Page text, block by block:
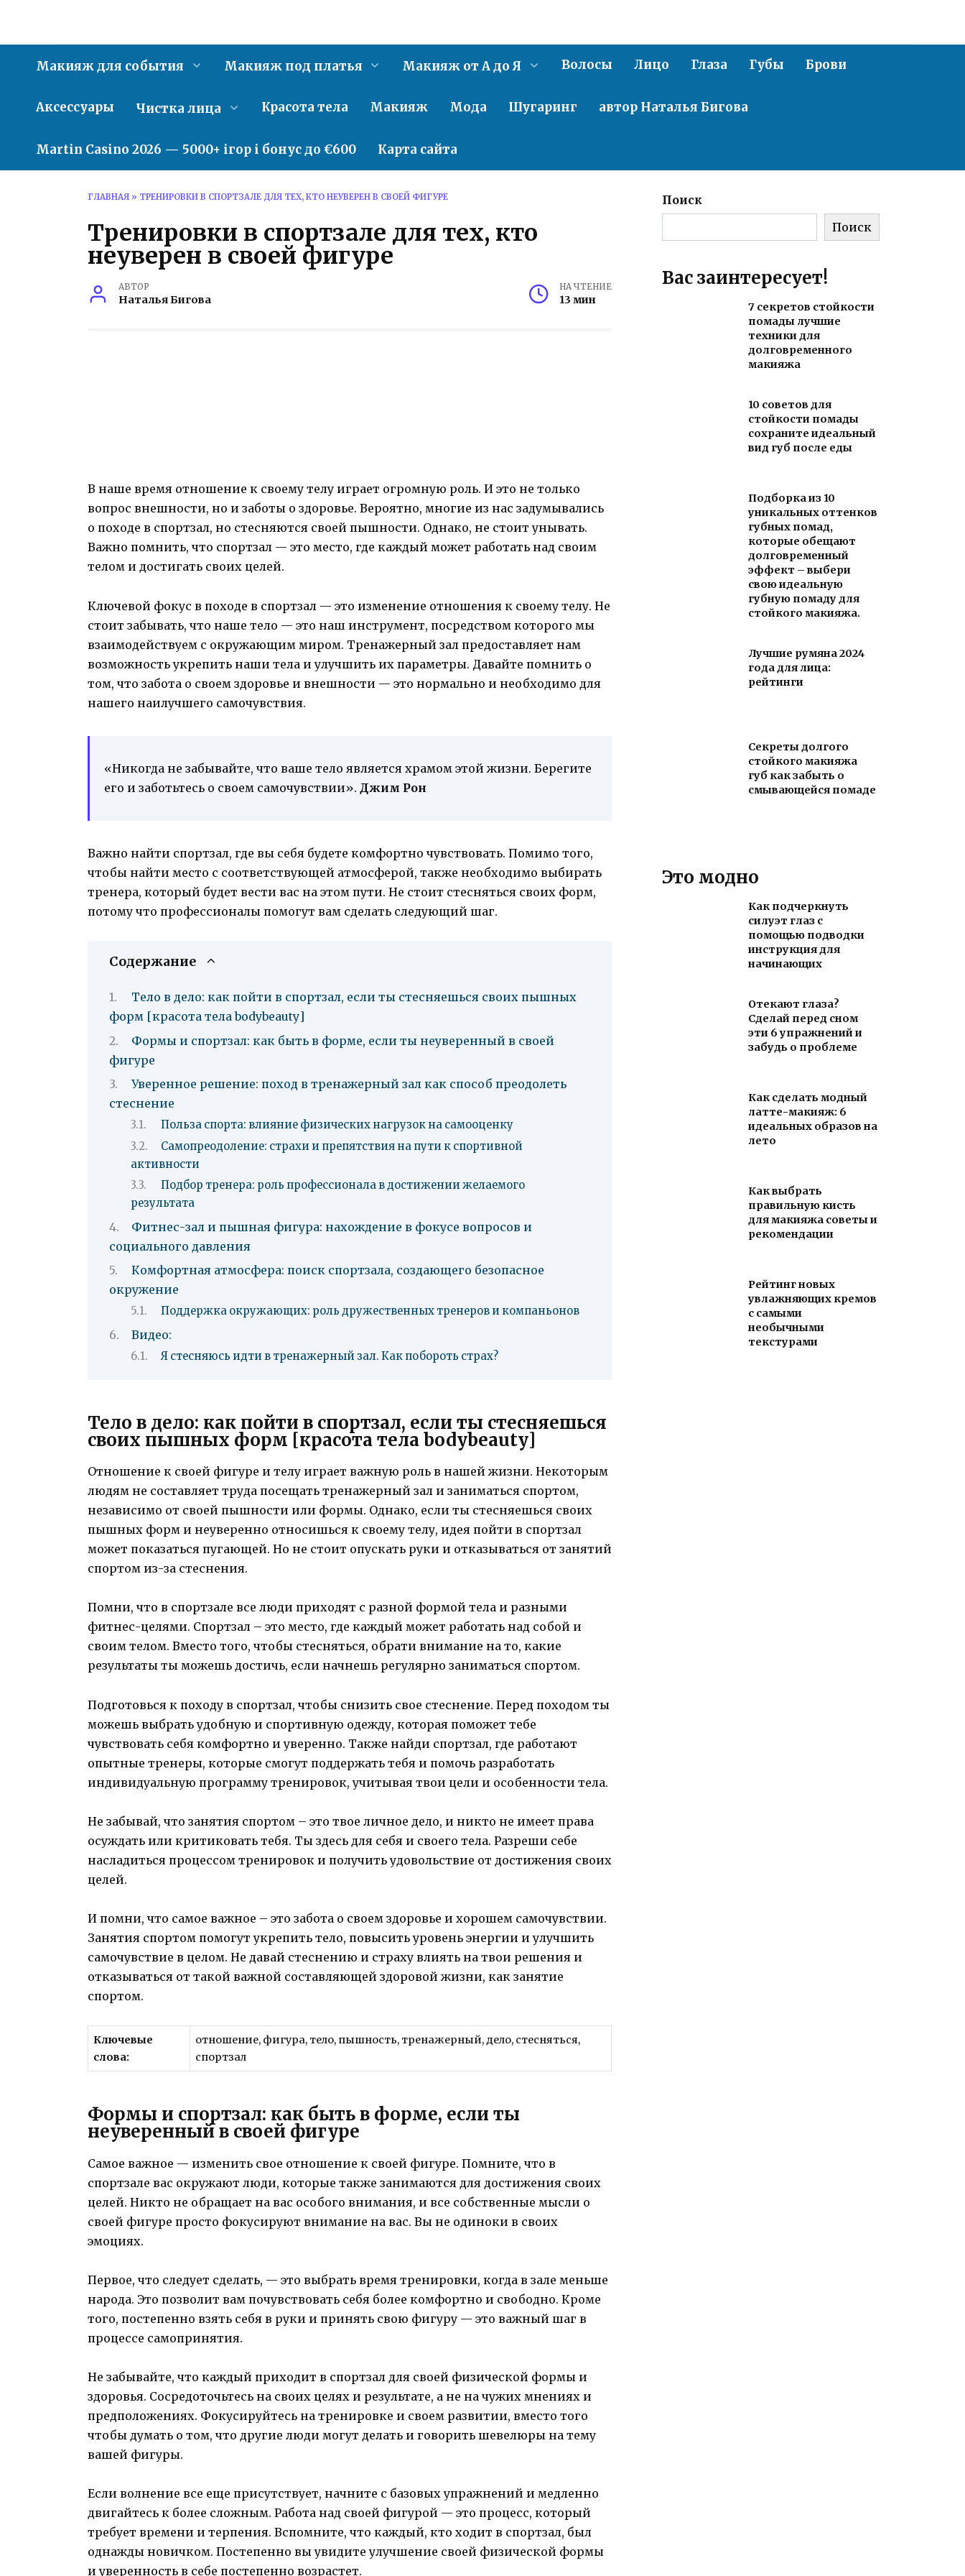
Макияж для события Макияж под платья Макияж от А до Я Волосы Лицо Глаза Губы Брови
Аксессуары Чистка лица Красота тела Макияж Мода Шугаринг автор Наталья Бигова
Martin Casino 2026 — 5000+ ігор і бонус до €600 Карта сайта
ГЛАВНАЯ » ТРЕНИРОВКИ В СПОРТЗАЛЕ ДЛЯ ТЕХ, КТО НЕУВЕРЕН В СВОЕЙ ФИГУРЕ
Тренировки в спортзале для тех, кто
неуверен в своей фигуре
АВТОР
Наталья Бигова
НА ЧТЕНИЕ
13 мин
В наше время отношение к своему телу играет огромную роль. И это не только
вопрос внешности, но и заботы о здоровье. Вероятно, многие из нас задумывались
о походе в спортзал, но стесняются своей пышности. Однако, не стоит унывать.
Важно помнить, что спортзал — это место, где каждый может работать над своим
телом и достигать своих целей.
Ключевой фокус в походе в спортзал — это изменение отношения к своему телу. Не
стоит забывать, что наше тело — это наш инструмент, посредством которого мы
взаимодействуем с окружающим миром. Тренажерный зал предоставляет нам
возможность укрепить наши тела и улучшить их параметры. Давайте помнить о
том, что забота о своем здоровье и внешности — это нормально и необходимо для
нашего наилучшего самочувствия.
«Никогда не забывайте, что ваше тело является храмом этой жизни. Берегите
его и заботьтесь о своем самочувствии». Джим Рон
Важно найти спортзал, где вы себя будете комфортно чувствовать. Помимо того,
чтобы найти место с соответствующей атмосферой, также необходимо выбирать
тренера, который будет вести вас на этом пути. Не стоит стесняться своих форм,
потому что профессионалы помогут вам сделать следующий шаг.
Содержание
Тело в дело: как пойти в спортзал, если ты стесняешься своих пышных
форм [красота тела bodybeauty]
Формы и спортзал: как быть в форме, если ты неуверенный в своей
фигуре
Уверенное решение: поход в тренажерный зал как способ преодолеть
стеснение
Польза спорта: влияние физических нагрузок на самооценку
Самопреодоление: страхи и препятствия на пути к спортивной
активности
Подбор тренера: роль профессионала в достижении желаемого
результата
Фитнес-зал и пышная фигура: нахождение в фокусе вопросов и
социального давления
Комфортная атмосфера: поиск спортзала, создающего безопасное
окружение
Поддержка окружающих: роль дружественных тренеров и компаньонов
Видео:
Я стесняюсь идти в тренажерный зал. Как побороть страх?
Тело в дело: как пойти в спортзал, если ты стесняешься
своих пышных форм [красота тела bodybeauty]
Отношение к своей фигуре и телу играет важную роль в нашей жизни. Некоторым
людям не составляет труда посещать тренажерный зал и заниматься спортом,
независимо от своей пышности или формы. Однако, если ты стесняешься своих
пышных форм и неуверенно относишься к своему телу, идея пойти в спортзал
может показаться пугающей. Но не стоит опускать руки и отказываться от занятий
спортом из-за стеснения.
Помни, что в спортзале все люди приходят с разной формой тела и разными
фитнес-целями. Спортзал – это место, где каждый может работать над собой и
своим телом. Вместо того, чтобы стесняться, обрати внимание на то, какие
результаты ты можешь достичь, если начнешь регулярно заниматься спортом.
Подготовься к походу в спортзал, чтобы снизить свое стеснение. Перед походом ты
можешь выбрать удобную и спортивную одежду, которая поможет тебе
чувствовать себя комфортно и уверенно. Также найди спортзал, где работают
опытные тренеры, которые смогут поддержать тебя и помочь разработать
индивидуальную программу тренировок, учитывая твои цели и особенности тела.
Не забывай, что занятия спортом – это твое личное дело, и никто не имеет права
осуждать или критиковать тебя. Ты здесь для себя и своего тела. Разреши себе
насладиться процессом тренировок и получить удовольствие от достижения своих
целей.
И помни, что самое важное – это забота о своем здоровье и хорошем самочувствии.
Занятия спортом помогут укрепить тело, повысить уровень энергии и улучшить
самочувствие в целом. Не давай стеснению и страху влиять на твои решения и
отказываться от такой важной составляющей здоровой жизни, как занятие
спортом.
Ключевые
слова:
отношение, фигура, тело, пышность, тренажерный, дело, стесняться,
спортзал
Формы и спортзал: как быть в форме, если ты
неуверенный в своей фигуре
Самое важное — изменить свое отношение к своей фигуре. Помните, что в
спортзале вас окружают люди, которые также занимаются для достижения своих
целей. Никто не обращает на вас особого внимания, и все собственные мысли о
своей фигуре просто фокусируют внимание на вас. Вы не одиноки в своих
эмоциях.
Первое, что следует сделать, — это выбрать время тренировки, когда в зале меньше
народа. Это позволит вам почувствовать себя более комфортно и свободно. Кроме
того, постепенно взять себя в руки и принять свою фигуру — это важный шаг в
процессе самопринятия.
Не забывайте, что каждый приходит в спортзал для своей физической формы и
здоровья. Сосредоточьтесь на своих целях и результате, а не на чужих мнениях и
предположениях. Фокусируйтесь на тренировке и своем развитии, вместо того
чтобы думать о том, что другие люди могут делать и говорить шевелюры на тему
вашей фигуры.
Если волнение все еще присутствует, начните с базовых упражнений и медленно
двигайтесь к более сложным. Работа над своей фигурой — это процесс, который
требует времени и терпения. Вспомните, что каждый, кто ходит в спортзал, был
однажды новичком. Постепенно вы увидите улучшение своей физической формы
и уверенность в себе постепенно возрастет.
Поиск
Поиск
Вас заинтересует!
7 секретов стойкости
помады лучшие
техники для
долговременного
макияжа
10 советов для
стойкости помады
сохраните идеальный
вид губ после еды
Подборка из 10
уникальных оттенков
губных помад,
которые обещают
долговременный
эффект – выбери
свою идеальную
губную помаду для
стойкого макияжа.
Лучшие румяна 2024
года для лица:
рейтинги
Секреты долгого
стойкого макияжа
губ как забыть о
смывающейся помаде
Это модно
Как подчеркнуть
силуэт глаз с
помощью подводки
инструкция для
начинающих
Отекают глаза?
Сделай перед сном
эти 6 упражнений и
забудь о проблеме
Как сделать модный
латте-макияж: 6
идеальных образов на
лето
Как выбрать
правильную кисть
для макияжа советы и
рекомендации
Рейтинг новых
увлажняющих кремов
с самыми
необычными
текстурами